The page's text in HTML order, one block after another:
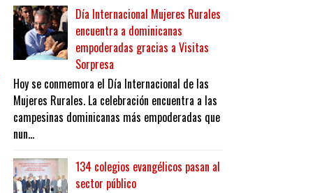
Día Internacional Mujeres Rurales
encuentra a dominicanas
empoderadas gracias a Visitas
Sorpresa
Hoy se conmemora el Día Internacional de las
Mujeres Rurales. La celebración encuentra a las
campesinas dominicanas más empoderadas que
nun...
134 colegios evangélicos pasan al
sector público